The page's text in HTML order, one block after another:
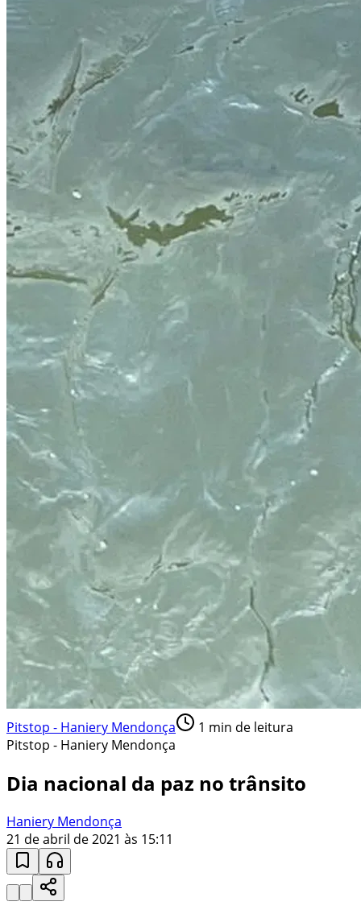
Pitstop - Haniery Mendonça 1 min de leitura
Pitstop - Haniery Mendonça
Dia nacional da paz no trânsito
Haniery Mendonça
21 de abril de 2021 às 15:11